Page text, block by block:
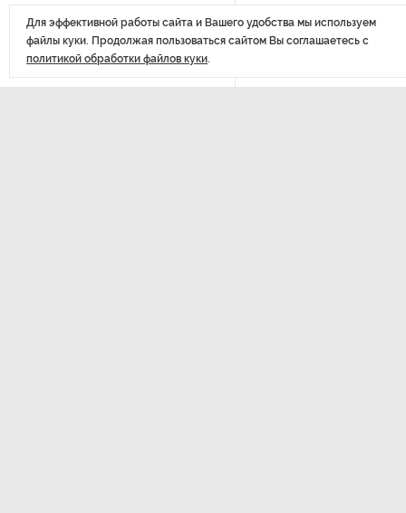
о «скоординированных атаках»
на аккаунты депутатов
Для эффективной работы сайта и Вашего удобства мы используем
файлы куки. Продолжая пользоваться сайтом Вы соглашаетесь с
политикой обработки файлов куки.